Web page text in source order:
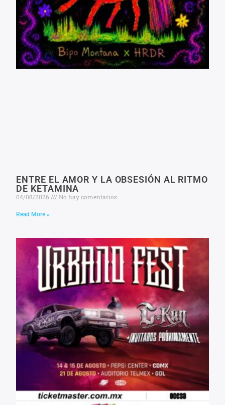
ENTRE EL AMOR Y LA OBSESIÓN AL RITMO
DE KETAMINA
04/08/2026 No hay comentarios
Read More »